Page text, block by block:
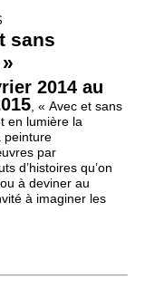
sans
»
2014 au
, « Avec et sans
en lumière la
peinture
par
d’histoires qu’on
à deviner au
à imaginer les